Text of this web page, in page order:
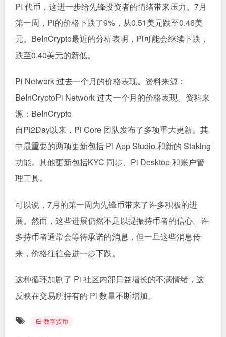
PI 代币，这进一步给先锋投资者的情绪带来压力。7月
第一周，Pi的价格下跌了9%，从0.51美元跌至0.46美
元。BeInCrypto最近的分析表明，Pi可能会继续下跌，
跌至0.40美元的新低。
Pi Network 过去一个月的价格表现。资料来源：
BeInCryptoPi Network 过去一个月的价格表现。资料来
源：BeInCrypto
自Pi2Day以来，Pi Core 团队发布了多项重大更新。其
中最重要的两项更新包括 Pi App Studio 和新的 Staking
功能。其他更新包括KYC 同步、Pi Desktop 和账户管
理工具。
可以说，7月的第一周为先锋币带来了许多积极的进
展。然而，这些进展仍然不足以提振持币者的信心。许
多持币者通常会等待承诺的消息，但一旦这些消息传
来，价格往往会进一步下跌。
这种循环加剧了 Pi 社区内部日益增长的不满情绪，这
反映在交易所持有的 Pi 数量不断增加。
数字货币